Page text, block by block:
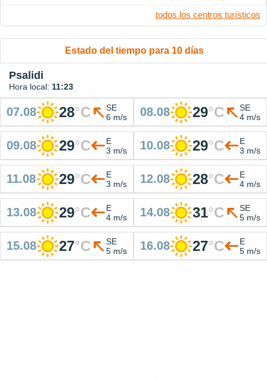
todos los centros turísticos
Estado del tiempo para 10 días
Psalidi
Hora local: 11:23
07.08 28°C
SE
6 m/s
08.08 29°C
SE
4 m/s
09.08 29°C
E
3 m/s
10.08 29°C
E
3 m/s
11.08 29°C
E
3 m/s
12.08 28°C
E
4 m/s
13.08 29°C
E
4 m/s
14.08 31°C
SE
5 m/s
15.08 27°C
SE
5 m/s
16.08 27°C
E
5 m/s